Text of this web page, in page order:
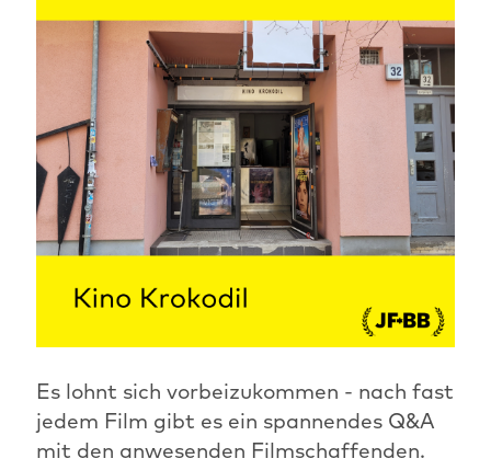
Es lohnt sich vorbeizukommen - nach fast
jedem Film gibt es ein spannendes Q&A
mit den anwesenden Filmschaffenden.